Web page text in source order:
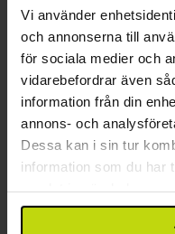
Vi använder
och annonserna till
för sociala medier och
vidarebefordrar även
information från din
annons- och
Dessa kan i sin tur
information som du har
2x övernattningar
2x frukostbuffé
2x 3-rättersmeny
1x 1 välkomstdrink
∞ Gratis parkering
Se allt som ingår
SALE
aug pp1399:-
Totalt 2798:-